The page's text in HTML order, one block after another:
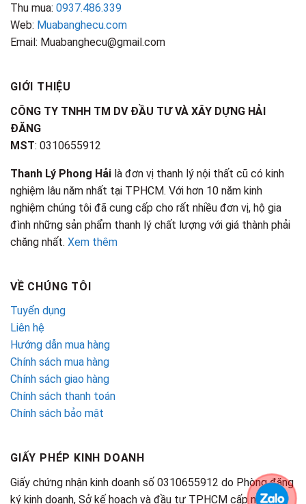
Thu mua: 0937.486.339
Web: Muabanghecu.com
Email: Muabanghecu@gmail.com
GIỚI THIỆU
CÔNG TY TNHH TM DV ĐẦU TƯ VÀ XÂY DỰNG HẢI
ĐĂNG
MST: 0310655912
Thanh Lý Phong Hải là đơn vị thanh lý nội thất cũ có kinh
nghiệm lâu năm nhất tại TPHCM. Với hơn 10 năm kinh
nghiệm chúng tôi đã cung cấp cho rất nhiều đơn vị, hộ gia
đình những sản phẩm thanh lý chất lượng với giá thành phải
chăng nhất. Xem thêm
VỀ CHÚNG TÔI
Tuyển dụng
Liên hệ
Hướng dẫn mua hàng
Chính sách mua hàng
Chính sách giao hàng
Chính sách thanh toán
Chính sách bảo mật
GIẤY PHÉP KINH DOANH
Giấy chứng nhận kinh doanh số 0310655912 do Phòng đăng
ký kinh doanh, Sở kế hoạch và đầu tư TPHCM cấp ngày